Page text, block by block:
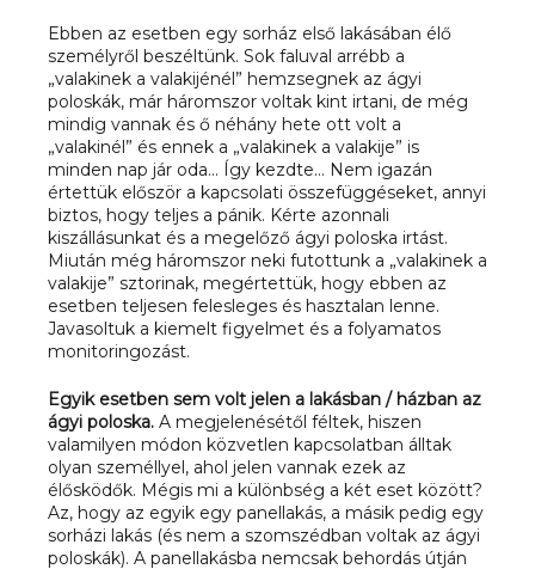
Ebben az esetben egy sorház első lakásában élő
személyről beszéltünk. Sok faluval arrébb a
„valakinek a valakijénél” hemzsegnek az ágyi
poloskák, már háromszor voltak kint irtani, de még
mindig vannak és ő néhány hete ott volt a
„valakinél” és ennek a „valakinek a valakije” is
minden nap jár oda… Így kezdte… Nem igazán
értettük először a kapcsolati összefüggéseket, annyi
biztos, hogy teljes a pánik. Kérte azonnali
kiszállásunkat és a megelőző ágyi poloska irtást.
Miután még háromszor neki futottunk a „valakinek a
valakije” sztorinak, megértettük, hogy ebben az
esetben teljesen felesleges és hasztalan lenne.
Javasoltuk a kiemelt figyelmet és a folyamatos
monitoringozást.
Egyik esetben sem volt jelen a lakásban / házban az
ágyi poloska. A megjelenésétől féltek, hiszen
valamilyen módon közvetlen kapcsolatban álltak
olyan személlyel, ahol jelen vannak ezek az
élősködők. Mégis mi a különbség a két eset között?
Az, hogy az egyik egy panellakás, a másik pedig egy
sorházi lakás (és nem a szomszédban voltak az ágyi
poloskák). A panellakásba nemcsak behordás útján